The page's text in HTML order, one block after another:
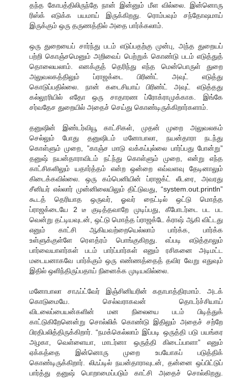
தந்த கோபத்திலிருந்தே நான் இன்னும் மீள வில்லை. இன்னொரு
ரிஸ்க் எடுக்க பயமாய் இருக்கிறது. ரொம்பவும் சந்தோஷமாய்
இருக்கும் ஒரு தருணத்தில் அதை பார்க்கலாம்.
ஒரு துறையைப் சார்ந்து படம் எடுப்பதற்கு முன்பு, அந்த துறையப்
பற்றி கொஞ்சமெனும் அறிவைப் பெற்றுக் கொண்டு படம் எடுத்துத்
தொலையலாம். எனக்குத் தெரிந்து எந்த மென்பொருள் துறை
அலுவலகத்திலும் ப்ராஜக்டை பிரிண்ட் அவுட் எடுத்து
கொடுப்பதில்லை. நான் கடைசியாய் பிரிண்ட் அவுட் எடுத்தது
கல்லூரியில் எதோ ஒரு சாதாரண ப்ரோக்ராமுக்காக. இங்கே
சர்வதேச துறையில் அதைச் செய்து கொண்டிருக்கிறார்களாம்.
தனுஷின் இண்டர்வியூ காட்சிகள், முதன் முறை அலுவலகம்
செல்லும் போது தனுஷிடம் மனோபாலா, நயன்தாரா நடந்து
கொள்ளும் முறை, ”காஞ்ச மாடு வக்கப்புல்லை பார்ப்பது போன்று”
தனுஷ் நயன்தாராவிடம் நட்ந்து கொள்ளும் முறை, என்று எந்த
காட்சிகளிலும் யதார்த்தம் என்ற ஒன்றை எவ்வளவு தேடினாலும்
கிடைக்கவில்லை. ஒரு கம்பெனியின் ப்ராஜக்ட் லீடரை, அவரது
சீனியர் எல்லார் முன்னிலையிலும் திட்டுவது, “system.out.println”
கூடத் தெரியாத ஒருவர், ஓவர் நைட்டில் ஒட்டு மொத்த
ப்ராஜக்டையே 2 டீ குடித்தவாறே முடிப்பது, கீபோடர்டை பட பட
வென்று தட்டியவுடன், ஒட்டு மொத்த ப்ராஜக்டே க்ராஷ் ஆகி விட்டது
எனும் காட்சி ஆகியவற்றையெல்லாம் பார்க்க, பார்க்க
உள்ளுக்குள்ளே ரௌத்ரம் பொங்குகிறது. எப்படி எடுத்தாலும்
பார்வையாளர்கள் படம் பார்ப்பார்கள் எனும் ரசிகனை அடிமட்ட
மடையனாகவே பார்க்கும் ஒரு எண்ணத்தைத் தவிர வேறு எதுவும்
இதில் ஒளிந்திருப்பதாய் நினைக்க முடியவில்லை.
மனோபாலா சாஃப்ட்வேர் இஞ்சினியரின் கதாபாத்திரமாம். அடக்
கொடுமையே. செல்வராகவன் தொடர்ச்சியாய்
விடலைப்பையன்களின் மன நிலையை படம் பிடித்துக்
காட்டுகிறேனென்று சொல்லிக் கொண்டு இதிலும் அதைச் சற்றே
பிரதிபலித்திருக்கிறார். “நமக்கெல்லாம் இப்படி ஒருத்தி படு பயங்கர
அழகா, வெள்ளையா, மாடர்னா ஒருத்தி கிடைப்பாளா” எனும்
ஏக்கத்தை இன்னொரு முறை உபயோகப் படுத்திக்
கொண்டிருக்கிறார். லிஃப்டில் நயன்தாராவுடன், தன்னை ஒப்பிட்டுப்
பார்த்து தனுஷ் பொறாமைப்படும் காட்சி அதைச் சொல்கிறது.